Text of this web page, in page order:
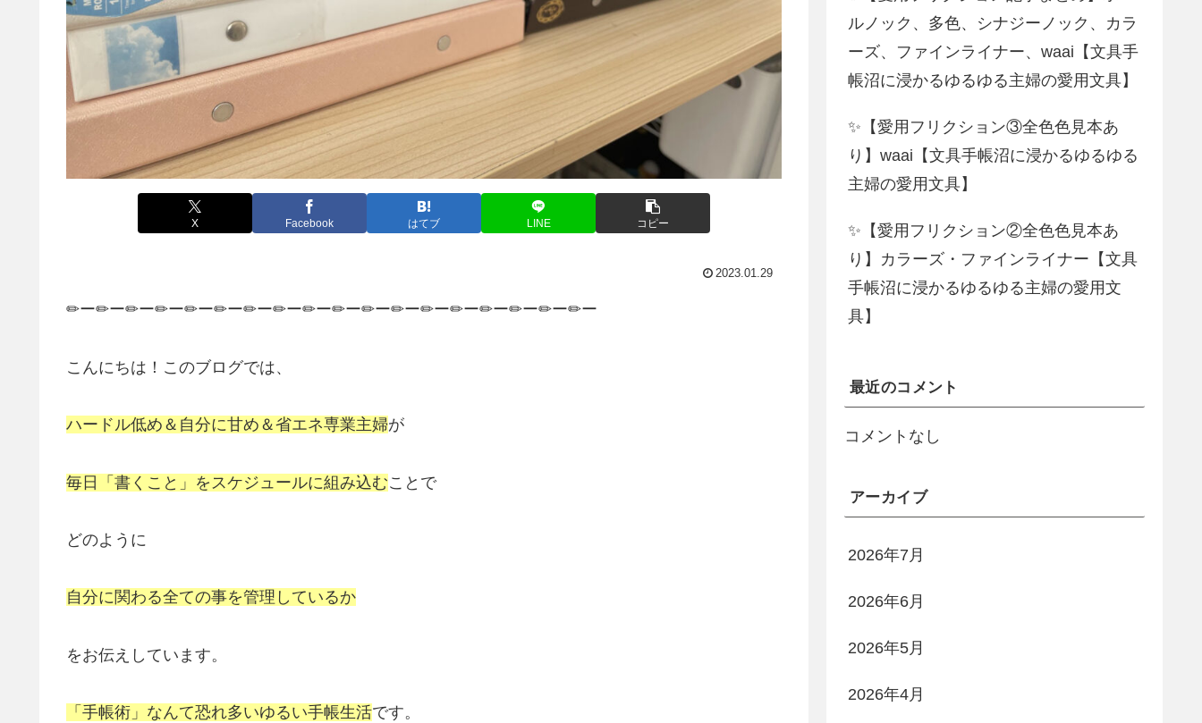
X Facebook はてブ LINE コピー
2023.01.29
✏ー✏ー✏ー✏ー✏ー✏ー✏ー✏ー✏ー✏ー✏ー✏ー✏ー✏ー✏ー✏ー✏ー✏ー
こんにちは！このブログでは、
ハードル低め＆自分に甘め＆省エネ専業主婦が
毎日「書くこと」をスケジュールに組み込むことで
どのように
自分に関わる全ての事を管理しているか
をお伝えしています。
「手帳術」なんて恐れ多いゆるい手帳生活です。
ルノック、多色、シナジーノック、カラ
ーズ、ファインライナー、waai【文具手
帳沼に浸かるゆるゆる主婦の愛用文具】
✨【愛用フリクション③全色色見本あ
り】waai【文具手帳沼に浸かるゆるゆる
主婦の愛用文具】
✨【愛用フリクション②全色色見本あ
り】カラーズ・ファインライナー【文具
手帳沼に浸かるゆるゆる主婦の愛用文
具】
最近のコメント
コメントなし
アーカイブ
2026年7月
2026年6月
2026年5月
2026年4月